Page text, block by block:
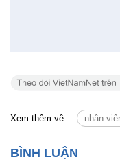
Xem thêm về: nhân